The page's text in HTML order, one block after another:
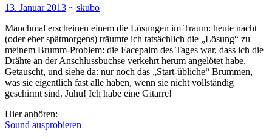
13. Januar 2013 ~ skubo
Manchmal erscheinen einem die Lösungen im Traum: heute nacht
(oder eher spätmorgens) träumte ich tatsächlich die „Lösung“ zu
meinem Brumm-Problem: die Facepalm des Tages war, dass ich die
Drähte an der Anschlussbuchse verkehrt herum angelötet habe.
Getauscht, und siehe da: nur noch das „Start-übliche“ Brummen,
was sie eigentlich fast alle haben, wenn sie nicht vollständig
geschirmt sind. Juhu! Ich habe eine Gitarre!
Hier anhören:
Sound ausprobieren